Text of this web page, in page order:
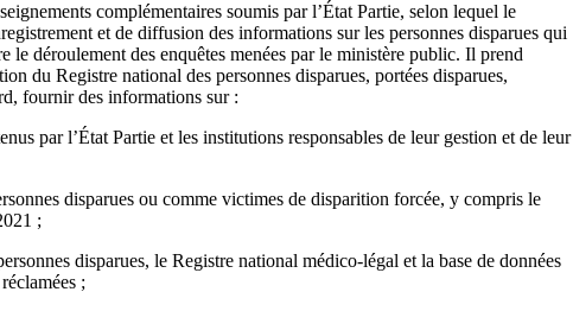
complémentaires soumis par l’État Partie, selon lequel le
et de diffusion des informations sur les personnes disparues qui
le déroulement des enquêtes menées par le ministère public. Il prend
du Registre national des personnes disparues, portées disparues,
fournir des informations sur :
par l’État Partie et les institutions responsables de leur gestion et de leur
disparues ou comme victimes de disparition forcée, y compris le
;
disparues, le Registre national médico-légal et la base de données
;